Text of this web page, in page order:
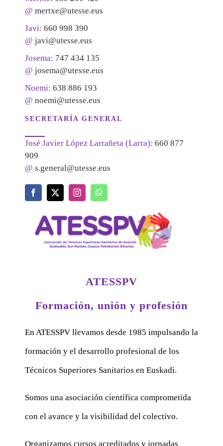
@ mertxe@utesse.eus
Javi: 660 998 390
@ javi@utesse.eus
Josema: 747 434 135
@ josema@utesse.eus
Noemi: 638 886 193
@ noemi@utesse.eus
SECRETARÍA GENERAL
José Javier López Larrañeta (Larra): 660 877
909
@ s.general@utesse.eus
ATESSPV
Formación, unión y profesión
En ATESSPV llevamos desde 1985 impulsando la
formación y el desarrollo profesional de los
Técnicos Superiores Sanitarios en Euskadi.
Somos una asociación científica comprometida
con el avance y la visibilidad del colectivo.
Organizamos cursos acreditados y jornadas